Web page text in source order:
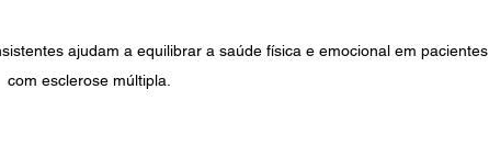
ajudam a equilibrar a saúde física e emocional em pacientes
com esclerose múltipla.